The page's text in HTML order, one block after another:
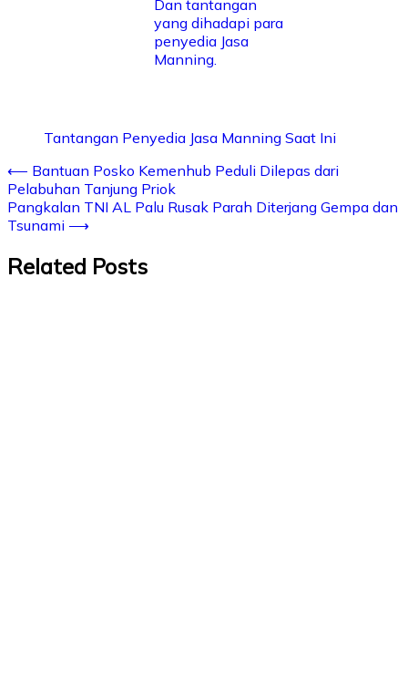
Tantangan Penyedia Jasa Manning Saat Ini
⟵ Bantuan Posko Kemenhub Peduli Dilepas dari
Pelabuhan Tanjung Priok
Pangkalan TNI AL Palu Rusak Parah Diterjang Gempa dan
Tsunami ⟶
Related Posts